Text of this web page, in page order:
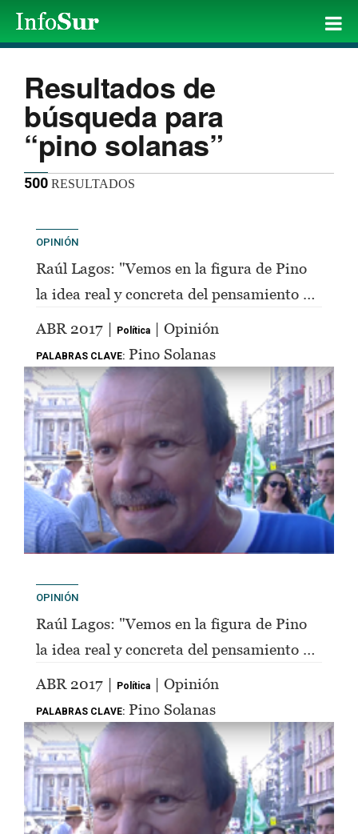
Resultados de
búsqueda para
“pino solanas”
500 RESULTADOS
OPINIÓN
Raúl Lagos: "Vemos en la figura de Pino
la idea real y concreta del pensamiento de
Perón"
ABR 2017 | Política | Opinión
PALABRAS CLAVE: Pino Solanas
OPINIÓN
Raúl Lagos: "Vemos en la figura de Pino
la idea real y concreta del pensamiento de
Perón"
ABR 2017 | Política | Opinión
PALABRAS CLAVE: Pino Solanas